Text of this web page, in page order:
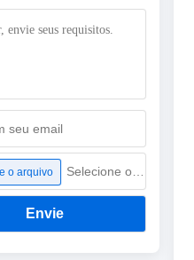
o arquivo
Envie